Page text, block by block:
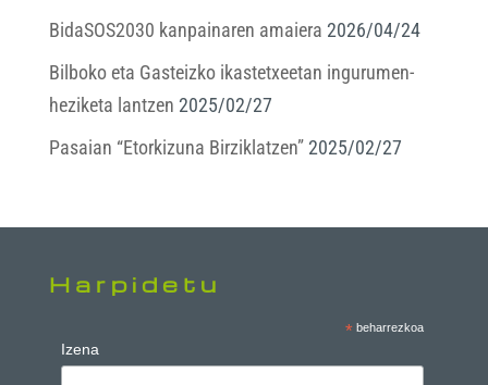
BidaSOS2030 kanpainaren amaiera 2026/04/24
Bilboko eta Gasteizko ikastetxeetan ingurumen-
heziketa lantzen 2025/02/27
Pasaian “Etorkizuna Birziklatzen” 2025/02/27
Harpidetu
* beharrezkoa
Izena